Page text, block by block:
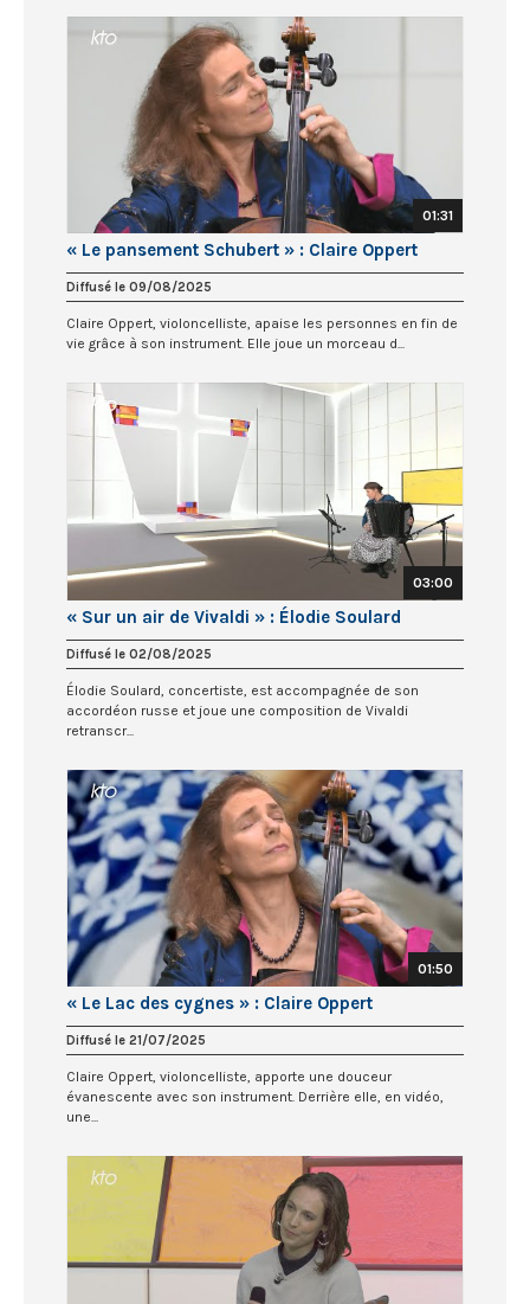
01:31
« Le pansement Schubert » : Claire Oppert
Diffusé le 09/08/2025
Claire Oppert, violoncelliste, apaise les personnes en fin de
vie grâce à son instrument. Elle joue un morceau d...
03:00
« Sur un air de Vivaldi » : Élodie Soulard
Diffusé le 02/08/2025
Élodie Soulard, concertiste, est accompagnée de son
accordéon russe et joue une composition de Vivaldi
retranscr...
01:50
« Le Lac des cygnes » : Claire Oppert
Diffusé le 21/07/2025
Claire Oppert, violoncelliste, apporte une douceur
évanescente avec son instrument. Derrière elle, en vidéo,
une...